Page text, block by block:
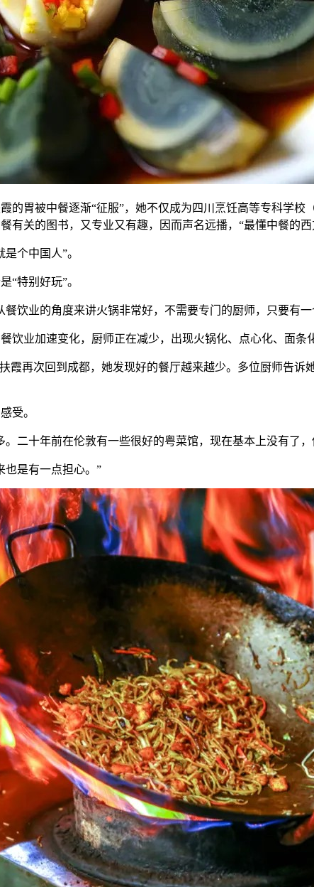
的胃被中餐逐渐“征服”，她不仅成为四川烹饪高等专科学
有关的图书，又专业又有趣，因而声名远播，“最懂中餐的西
个中国人”。
“特别好玩”。
饮业的角度来讲火锅非常好，不需要专门的厨师，只要有
饮业加速变化，厨师正在减少，出现火锅化、点心化、面条
霞再次回到成都，她发现好的餐厅越来越少。多位厨师告
受。
二十年前在伦敦有一些很好的粤菜馆，现在基本上没有了
也是有一点担心。”